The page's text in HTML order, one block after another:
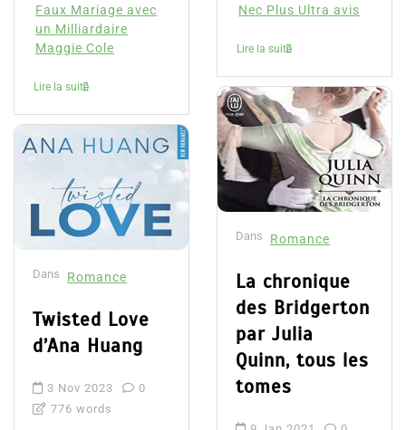
Faux Mariage avec
un Milliardaire
Maggie Cole
Lire la suite
Dans Romance
Twisted Love
d’Ana Huang
3 Nov 2023
0
776 words
Nec Plus Ultra avis
Lire la suite
Dans Romance
La chronique
des Bridgerton
par Julia
Quinn, tous les
tomes